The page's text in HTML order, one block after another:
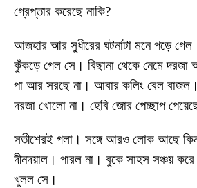
গ্রেপ্তার করেছে নাকি?
আজহার আর সুধীরের ঘটনাটা মনে পড়ে
কুঁকড়ে গেল সে। বিছানা থেকে নেমে দরজা
পা আর সরছে না। আবার কলিং বেল
দরজা খোলো না। হেবি জোর পেচ্ছাপ
সতীশেরই গলা। সঙ্গে আরও লোক আছে
দীনদয়াল। পারল না। বুকে সাহস সঞ্চয়
খুলল সে।